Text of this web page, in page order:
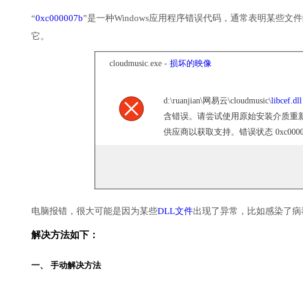
“0xc000007b”是一种Windows应用程序错误代码，通常表明某些文
它。
cloudmusic.exe - 损坏的映像
d:\ruanjian\网易云\cloudmusic\libcef.dll
含错误。请尝试使用原始安装介质重
供应商以获取支持。错误状态
电脑报错，很大可能是因为某些DLL文件出现了异常，比如感染了病
解决方法如下：
一、 手动解决方法